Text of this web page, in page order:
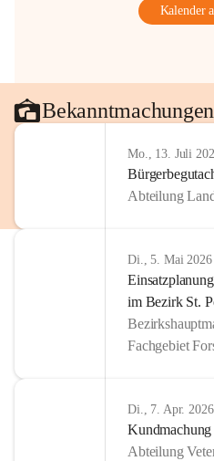
Kalender
Bekanntmachungen
Mo., 13. Juli
Abteilung
Di., 5. Mai 2026
im Bezirk St.
Fachgebiet
Di., 7. Apr. 2026
Abteilung